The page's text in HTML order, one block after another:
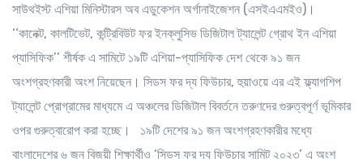
সাউথইস্ট এশিয়া মিনিস্টারস অব এডুকেশন অর্গানাইজেশন (এসইএএমইও)।
‘‘কানেক্ট, কালটিভেট, কন্ট্রিবিউট ফর ইনক্লুসিভ ডিজিটাল ট্যালেন্ট গ্রোথ ইন এশিয়া
প্যাসিফিক’’ শীর্ষক এ সামিটে ১৯টি এশিয়া-প্যাসিফিক দেশ থেকে ৯১ জন
অংশগ্রহণকারী অংশ নিয়েছেন। সিডস ফর দ্য ফিউচার, হুয়াওয়ে এর এই ফ্ল্যাগশিপ
ট্যালেন্ট প্রোগ্রামের মাধ্যমে এ অঞ্চলের ডিজিটাল বিবর্তনে তরুণদের গুরুত্বপূর্ণ ভূমিকার
ওপর গুরুত্বারোপ করা হচ্ছে। ১৯টি দেশের ৯১ জন অংশগ্রহণকারীর মধ্যে
বাংলাদেশের ৬ জন বিজয়ী শিক্ষার্থীও ‘সিডস ফর দ্য ফিউচার সামিট ২০২৩’ এ অংশ